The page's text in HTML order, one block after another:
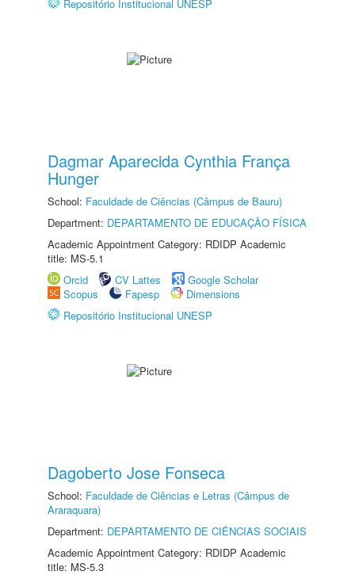
Repositório Institucional UNESP
Dagmar Aparecida Cynthia França
Hunger
School: Faculdade de Ciências (Câmpus de Bauru)
Department: DEPARTAMENTO DE EDUCAÇÃO FÍSICA
Academic Appointment Category: RDIDP Academic
title: MS-5.1
Orcid
CV Lattes
Google Scholar
Scopus
Fapesp
Dimensions
Repositório Institucional UNESP
Dagoberto Jose Fonseca
School: Faculdade de Ciências e Letras (Câmpus de
Araraquara)
Department: DEPARTAMENTO DE CIÊNCIAS SOCIAIS
Academic Appointment Category: RDIDP Academic
title: MS-5.3